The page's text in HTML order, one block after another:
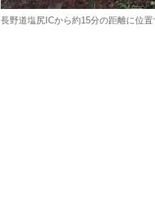
長野道塩尻ICから約15分の距離に位置